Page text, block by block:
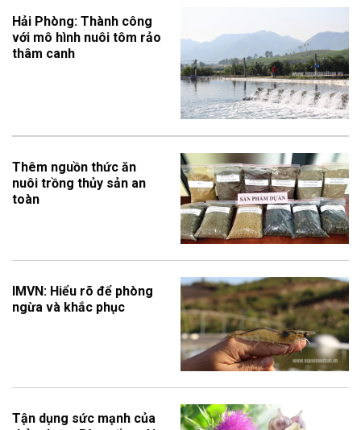
Hải Phòng: Thành công
với mô hình nuôi tôm rảo
thâm canh
Thêm nguồn thức ăn
nuôi trồng thủy sản an
toàn
IMVN: Hiểu rõ để phòng
ngừa và khắc phục
Tận dụng sức mạnh của